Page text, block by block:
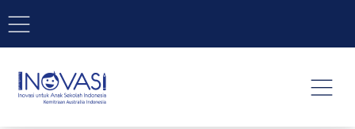
BAR NAVIGATION
INOVASI - Untuk Anak